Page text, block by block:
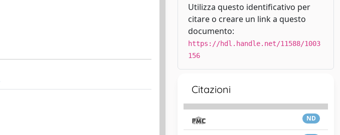
Utilizza questo identificativo per
citare o creare un link a questo
documento:
https://hdl.handle.net/11588/1003
156
Citazioni
ND